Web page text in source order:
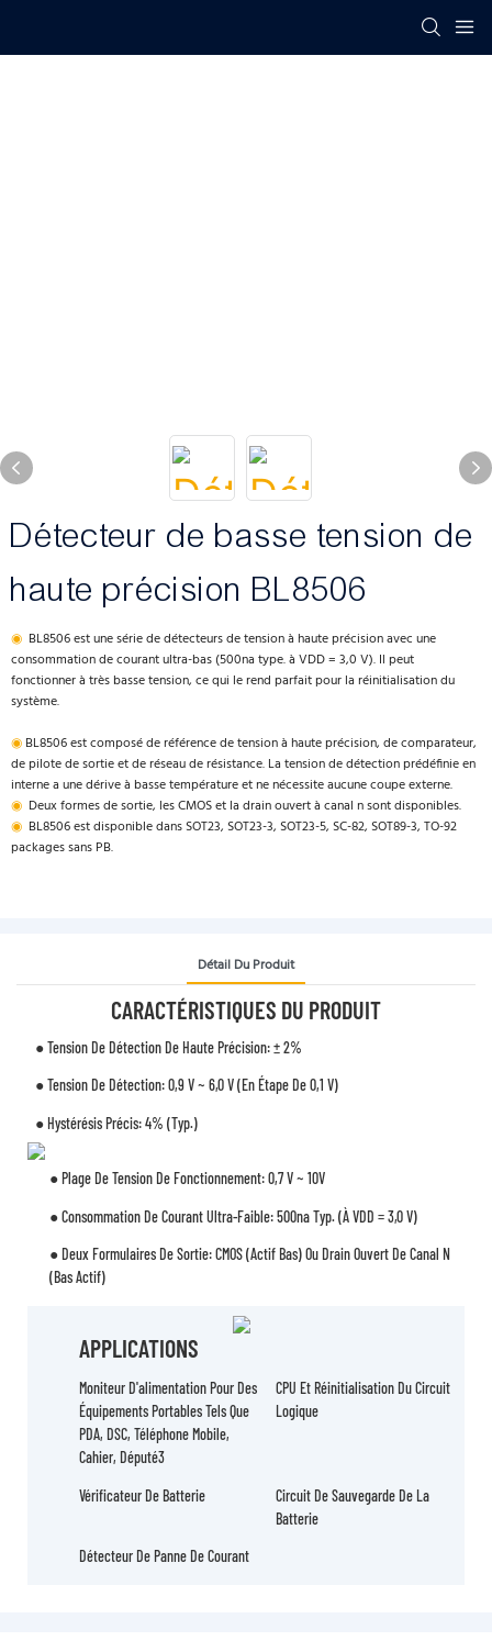
Détecteur de basse tension de
haute précision BL8506
◉ BL8506 est une série de détecteurs de tension à haute précision avec une
consommation de courant ultra-bas (500na type. à VDD = 3,0 V). Il peut
fonctionner à très basse tension, ce qui le rend parfait pour la réinitialisation du
système.
◉ BL8506 est composé de référence de tension à haute précision, de comparateur,
de pilote de sortie et de réseau de résistance. La tension de détection prédéfinie en
interne a une dérive à basse température et ne nécessite aucune coupe externe.
◉ Deux formes de sortie, les CMOS et la drain ouvert à canal n sont disponibles.
◉ BL8506 est disponible dans SOT23, SOT23-3, SOT23-5, SC-82, SOT89-3, TO-92
packages sans PB.
Détail Du Produit
CARACTÉRISTIQUES DU PRODUIT
● Tension De Détection De Haute Précision: ± 2%
● Tension De Détection: 0,9 V ~ 6,0 V (en Étape De 0,1 V)
● Hystérésis Précis: 4% (typ.)
● Plage De Tension De Fonctionnement: 0,7 V ~ 10V
● Consommation De Courant Ultra-Faible: 500na Typ. (à VDD = 3,0 V)
● Deux Formulaires De Sortie: CMOS (actif Bas) Ou Drain Ouvert De Canal N
(bas Actif)
APPLICATIONS
Moniteur D'alimentation Pour Des
Équipements Portables Tels Que
PDA, DSC, Téléphone Mobile,
Cahier, Député3
CPU Et Réinitialisation Du Circuit
Logique
Vérificateur De Batterie
Circuit De Sauvegarde De La
Batterie
Détecteur De Panne De Courant